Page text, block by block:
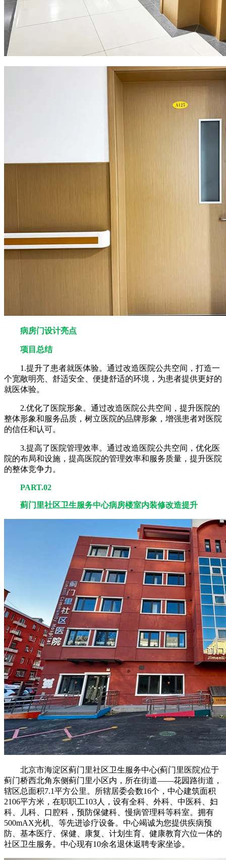
病房门设计亮点
项目总结
1.提升了患者就医体验。通过改造医院公共空间，打造一
个宽敞明亮、舒适安全、便捷舒适的环境，为患者提供更好的
就医体验。
2.优化了医院形象。通过改造医院公共空间，提升医院的
整体形象和服务品质，树立医院的品牌形象，增强患者对医院
的信任和认可。
3.提高了医院管理效率。通过改造医院公共空间，优化医
院的布局和设施，提高医院的管理效率和服务质量，提升医院
的整体竞争力。
PART.02
蓟门里社区卫生服务中心病房楼室内装修改造提升
北京市海淀区蓟门里社区卫生服务中心(蓟门里医院)位于
蓟门桥西北角东侧蓟门里小区内，所在街道——花园路街道，
辖区总面积7.1平方公里。所辖居委会数16个，中心建筑面积
2106平方米，在职职工103人，设有全科、外科、中医科、妇
科、儿科、口腔科，预防保健科、慢病管理科等科室。拥有
500mAX光机、等先进诊疗设备。中心竭诚为您提供疾病预
防、基本医疗、保健、康复、计划生育、健康教育六位一体的
社区卫生服务。中心现有10余名退休返聘专家坐诊。